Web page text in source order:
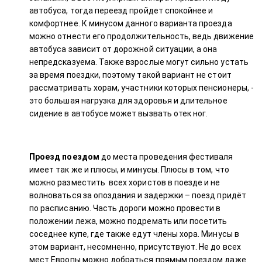
автобуса, тогда переезд пройдет спокойнее и
комфортнее. К минусом данного варианта проезда
можно отнести его продолжительность, ведь движение
автобуса зависит от дорожной ситуации, а она
непредсказуема. Также взрослые могут сильно устать
за время поездки, поэтому такой вариант не стоит
рассматривать хорам, участники которых пенсионеры, -
это большая нагрузка для здоровья и длительное
сидение в автобусе может вызвать отек ног.
Проезд поездом до места проведения фестиваля
имеет так же и плюсы, и минусы. Плюсы в том, что
можно разместить всех хористов в поезде и не
волноваться за опоздания и задержки – поезд придёт
по расписанию. Часть дороги можно провести в
положении лежа, можно подремать или посетить
соседнее купе, где также едут члены хора. Минусы в
этом вариант, несомненно, присутствуют. Не до всех
мест Европы можно добраться прямым поездом даже